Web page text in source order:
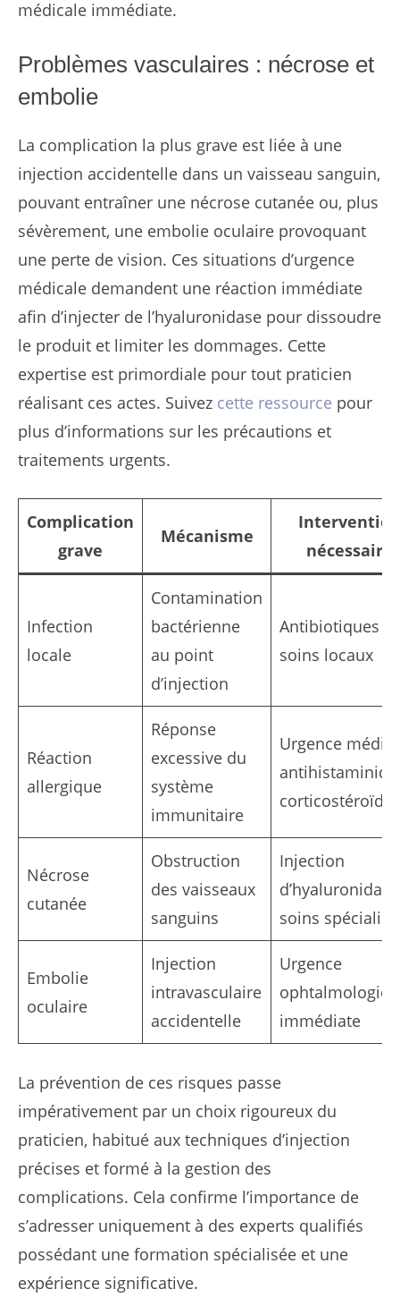
médicale immédiate.
Problèmes vasculaires : nécrose et
embolie
La complication la plus grave est liée à une
injection accidentelle dans un vaisseau sanguin,
pouvant entraîner une nécrose cutanée ou, plus
sévèrement, une embolie oculaire provoquant
une perte de vision. Ces situations d’urgence
médicale demandent une réaction immédiate
afin d’injecter de l’hyaluronidase pour dissoudre
le produit et limiter les dommages. Cette
expertise est primordiale pour tout praticien
réalisant ces actes. Suivez cette ressource pour
plus d’informations sur les précautions et
traitements urgents.
Complication
grave
Mécanisme
Intervention
nécessaire
Infection
locale
Contamination
bactérienne
au point
d’injection
Antibiotiques et
soins locaux
Réaction
allergique
Réponse
excessive du
système
immunitaire
Urgence
corticostéroïdes
Nécrose
cutanée
Obstruction
des vaisseaux
sanguins
Injection
soins
Embolie
oculaire
Injection
intravasculaire
accidentelle
Urgence
immédiate
La prévention de ces risques passe
impérativement par un choix rigoureux du
praticien, habitué aux techniques d’injection
précises et formé à la gestion des
complications. Cela confirme l’importance de
s’adresser uniquement à des experts qualifiés
possédant une formation spécialisée et une
expérience significative.